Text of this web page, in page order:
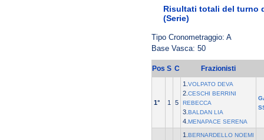
Risultati totali del turno
(Serie)
Tipo Cronometraggio: A
Base Vasca: 50
Pos S C Frazionisti
1° 1 5
1. VOLPATO DEVA
2. CESCHI BERRINI
REBECCA
3. BALDAN LIA
4. MENAPACE SERENA
1. BERNARDELLO NOEMI